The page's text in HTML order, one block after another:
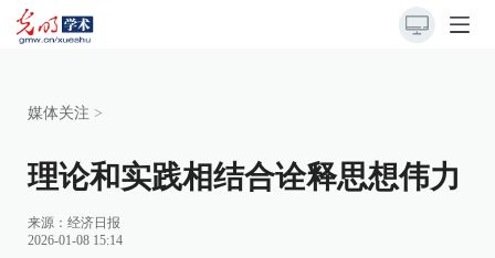
媒体关注 >
理论和实践相结合诠释思想伟力
来源： 经济日报
2026-01-08 15:14